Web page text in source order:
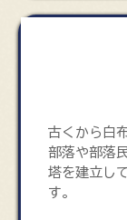
古くから白
部落や部落
塔を建立し
す。